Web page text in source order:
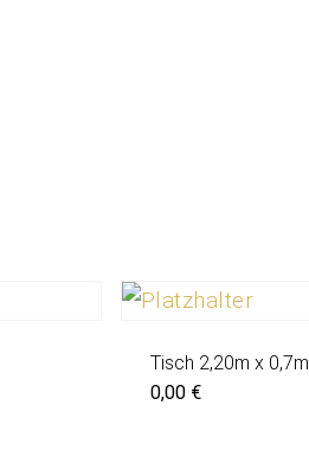
Tisch 2,20m x 0,7m
0,00 €